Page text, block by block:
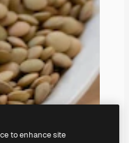
to enhance site